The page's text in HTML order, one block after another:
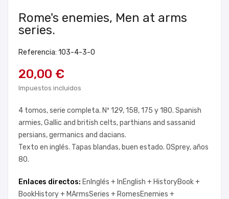
Rome's enemies, Men at arms
series.
Referencia: 103-4-3-0
20,00 €
Impuestos incluidos
4 tomos, serie completa. Nº 129, 158, 175 y 180. Spanish
armies, Gallic and british celts, parthians and sassanid
persians, germanics and dacians.
Texto en inglés. Tapas blandas, buen estado. OSprey, años
80.
Enlaces directos: EnInglés + InEnglish + HistoryBook +
BookHistory + MArmsSeries + RomesEnemies +